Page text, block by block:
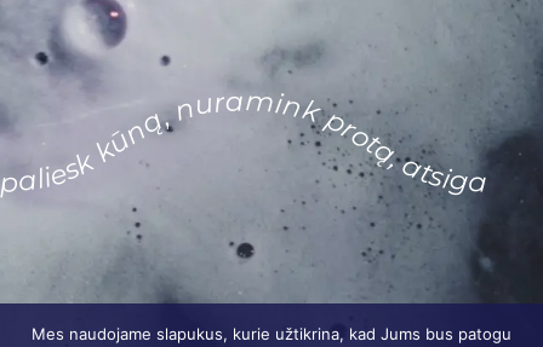
paliesk kūną, nuramink protą, atsigaivink sieloje
Mes naudojame slapukus, kurie užtikrina, kad Jums bus patogu